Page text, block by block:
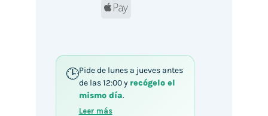
Apple
Pide de lunes a jueves antes
de las 12:00 y recógelo el
mismo día.
Leer más